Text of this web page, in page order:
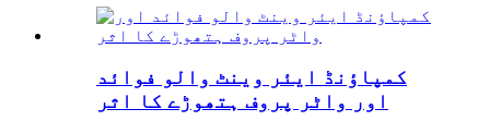
کمپاؤنڈ ایئر وینٹ والو فوائد
اور واٹر پروف ہتھوڑے کا اثر